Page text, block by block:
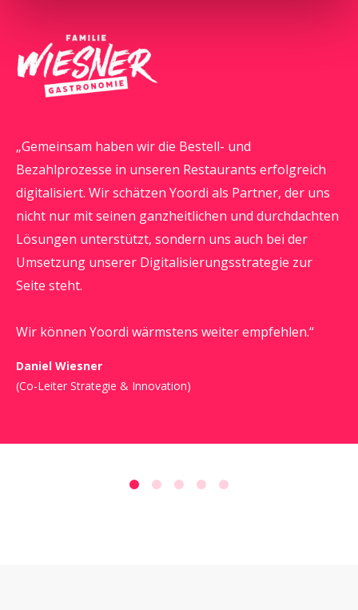
Gemeinsam haben wir die Bestell- und
Bezahlprozesse in unseren Restaurants erfolgreich
digitalisiert. Wir schätzen Yoordi als Partner, der uns
nicht nur mit seinen ganzheitlichen und durchdachten
Lösungen unterstützt, sondern uns auch bei der
Umsetzung unserer Digitalisierungsstrategie zur
Seite steht.
Wir können Yoordi wärmstens weiter empfehlen.
Daniel Wiesner
(Co-Leiter Strategie & Innovation)